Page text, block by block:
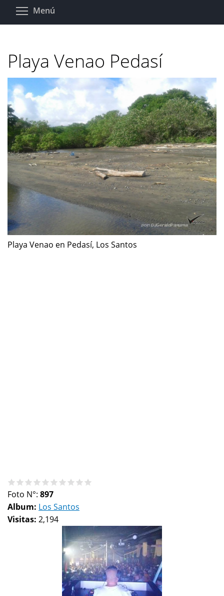
Pasar
Menú
Playa Venao Pedasí
Playa Venao en Pedasí, Los Santos
Foto N°: 897
Album: Los Santos
Visitas: 2,194